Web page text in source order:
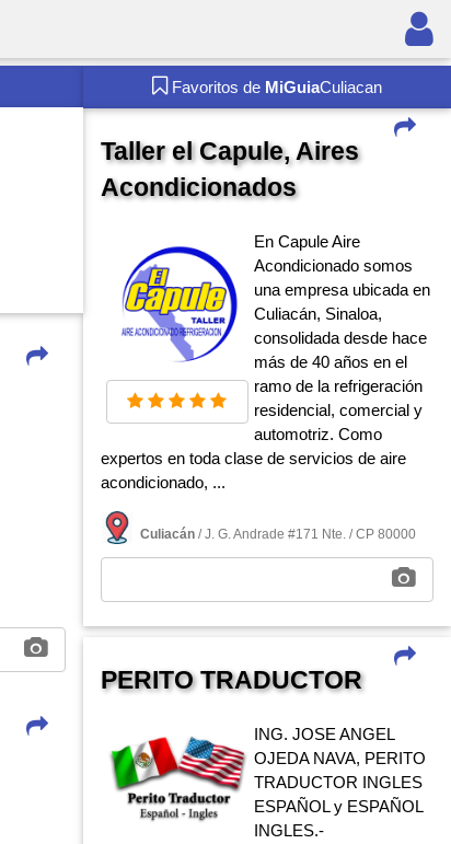
Favoritos de MiGuiaCuliacan
Taller el Capule, Aires
Acondicionados
En Capule Aire
Acondicionado somos
una empresa ubicada en
Culiacán, Sinaloa,
consolidada desde hace
más de 40 años en el
ramo de la refrigeración
residencial, comercial y
automotriz. Como
expertos en toda clase de servicios de aire
acondicionado, ...
Culiacán/ J. G. Andrade #171 Nte. / CP 80000
PERITO TRADUCTOR
ING. JOSE ANGEL
OJEDA NAVA, PERITO
TRADUCTOR INGLES
ESPAÑOL y ESPAÑOL
INGLES.-